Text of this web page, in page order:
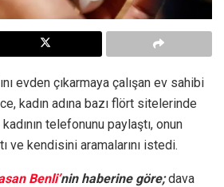
evden çıkarmaya çalışan ev sahibi
kadın adına bazı flört sitelerinde
telefonunu paylaştı, onun
ve kendisini aramalarını istedi.
Benli’nin haberine göre;dava